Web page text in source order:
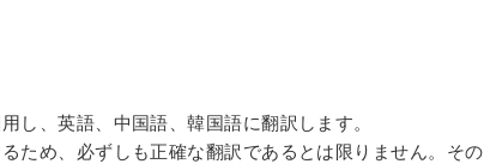
し、英語、中国語、韓国語に翻訳します。
ため、必ずしも正確な翻訳であるとは限りません。その